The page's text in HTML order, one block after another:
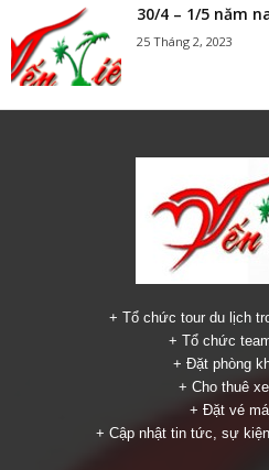
30/4 – 1/5 năm
25 Tháng 2, 2023
+ Tổ chức tour du lịch
+ Tổ chức
+ Đặt phòng
+ Cho thuê
+ Đặt vé
+ Cập nhật tin tức, sự